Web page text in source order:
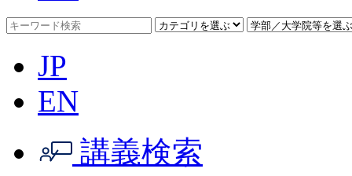
JP
EN
講義検索